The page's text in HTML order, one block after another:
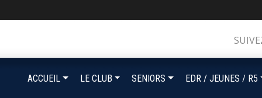
ACCUEIL LE CLUB SENIORS EDR / JEUNES / R5